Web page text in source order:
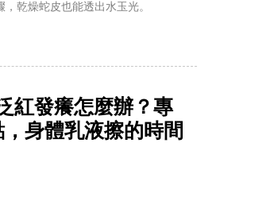
乾燥蛇皮也能透出水玉光。
紅發癢怎麼辦？專
身體乳液擦的時間